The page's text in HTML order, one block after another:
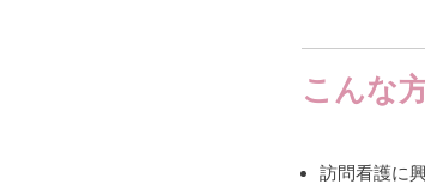
こんな
訪問看護に